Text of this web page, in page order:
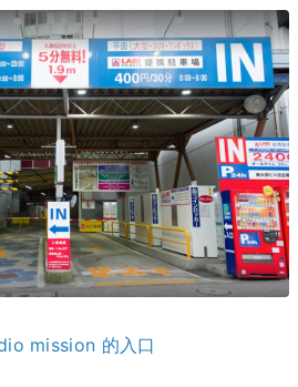
mission 的入口